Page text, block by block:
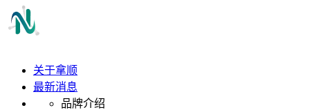
关于拿顺
最新消息
品牌介绍